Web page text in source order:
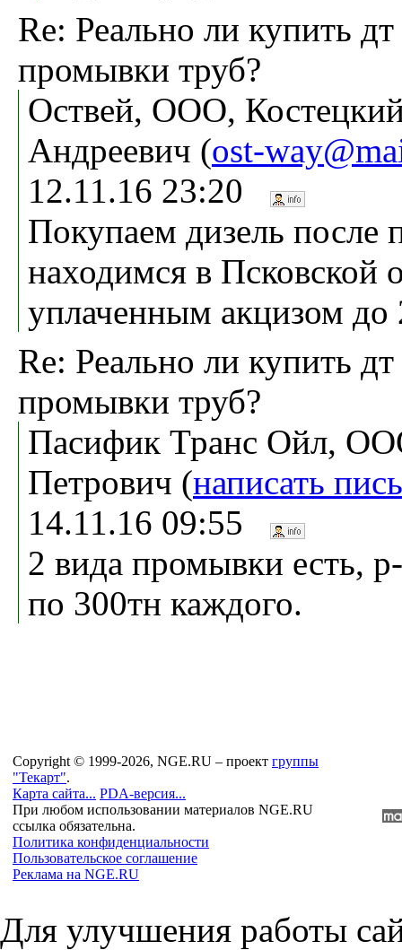
Re: Реально ли купить
промывки труб?
Оствей, ООО,
Андреевич (ost-
12.11.16 23:20
Покупаем дизель после
находимся в Псковской
уплаченным акцизом до
Re: Реально ли купить
промывки труб?
Пасифик Транс Ойл,
Петрович (написать
14.11.16 09:55
2 вида промывки есть,
по 300тн каждого.
Copyright © 1999-2026, NGE.RU – проект группы
"Текарт".
Карта сайта... PDA-версия...
При любом использовании материалов NGE.RU
ссылка обязательна.
Политика конфиденциальности
Пользовательское соглашение
Реклама на NGE.RU
Для улучшения работы